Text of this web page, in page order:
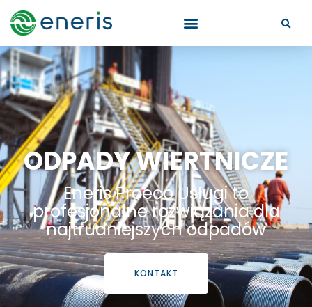
ODPADY WIERTNICZE
Eneris Proeco Usługi to
profesjonalne rozwiązania dla
najtrudniejszych odpadów
KONTAKT